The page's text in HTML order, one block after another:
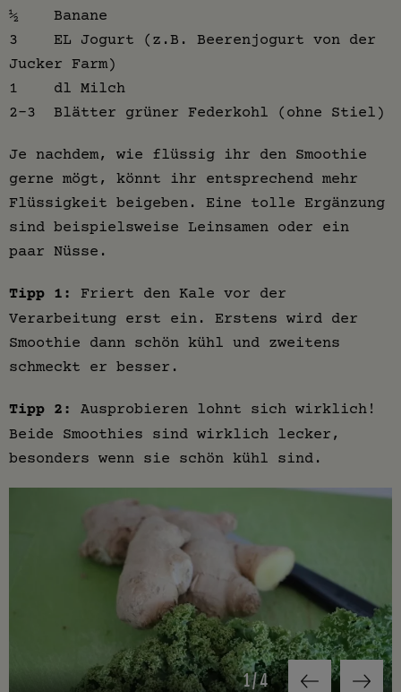
½ Banane
3 EL Jogurt (z.B. Beerenjogurt von der
Jucker Farm)
1 dl Milch
2-3 Blätter grüner Federkohl (ohne Stiel)
Je nachdem, wie flüssig ihr den Smoothie
gerne mögt, könnt ihr entsprechend mehr
Flüssigkeit beigeben. Eine tolle Ergänzung
sind beispielsweise Leinsamen oder ein
paar Nüsse.
Tipp 1:
Friert den Kale vor der
Verarbeitung erst ein. Erstens wird der
Smoothie dann schön kühl und zweitens
schmeckt er besser.
Tipp 2: Ausprobieren lohnt sich wirklich!
Beide Smoothies sind wirklich lecker,
besonders wenn sie schön kühl sind.
1/4